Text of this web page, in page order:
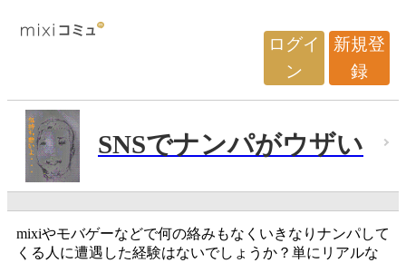
ログイ
ン
新規登
録
SNSでナンパがウザい
mixiやモバゲーなどで何の絡みもなくいきなりナンパして
くる人に遭遇した経験はないでしょうか？単にリアルな